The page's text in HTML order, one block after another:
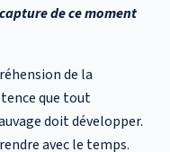
de ce moment
de la
que tout
doit développer.
avec le temps.